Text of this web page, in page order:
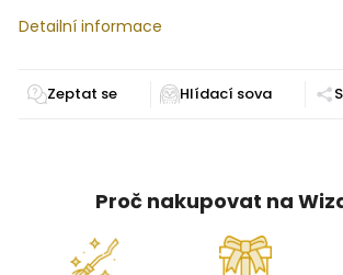
Detailní informace
Zeptat se
Proč nakupovat na